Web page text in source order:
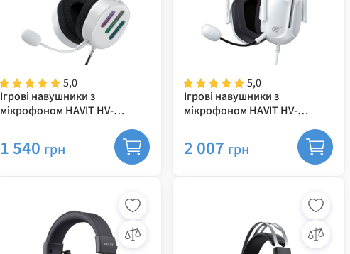
5,0
Ігрові навушники з
мікрофоном HAVIT HV-
1 540 грн
5,0
Ігрові навушники з
мікрофоном HAVIT HV-
2 007 грн